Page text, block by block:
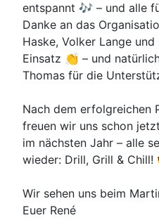
entspannt 🎶 – und alle
Danke an das
Haske, Volker Lange
Einsatz 👏 – und
Thomas für die
Nach dem erfolgreichen
freuen wir uns schon
im nächsten Jahr – alle
wieder: Drill, Grill & Chill!
Wir sehen uns beim
Euer René